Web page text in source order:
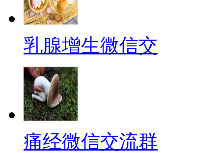
乳腺增生微信交
痛经微信交流群